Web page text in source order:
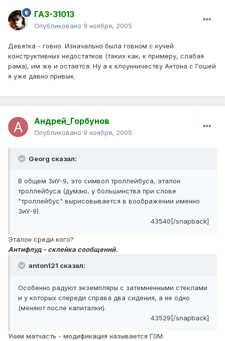
ГАЗ-31013
Опубликовано 9 ноября, 2005
Девятка - говно. Изначально была говном с кучей
конструктивных недостатков (таких как, к примеру, слабая
рама), им же и остается. Ну а к клоунничеству Антона с Гошей
я уже давно привык.
Андрей_Горбунов
Опубликовано 9 ноября, 2005
Georg сказал:
В общем ЗиУ-9, это символ троллейбуса, эталон
троллейбуса (думаю, у большинства при слове
"троллейбус" вырисовывается в воображении именно
ЗиУ-9).
43540[/snapback]
Эталон среди кого?
Антифлуд - склейка сообщений.
anton121 сказал:
Особенно радуют экземпляры с затемненными стеклами
и у которых спереди справа два сидения, а не одно
(меняют после капиталки).
43529[/snapback]
Учим матчасть - модификация называется Г0М.